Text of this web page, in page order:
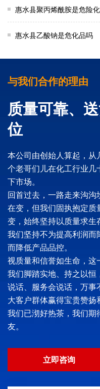
惠水县聚丙烯酰胺是危险
惠水县乙酸钠是危化品吗
与我们合作的理由
质量可靠、
位
本公司由创始人算起，
个老哥们儿在化工行业
下市场。
回首过去，一路走来沟
在变，但我们固执抱定
变，始终坚持以质量求生
我们坚持不为提高利润
而降低产品品控。
视质量和信誉如生命，这
我们脚踏实地、持之以
说话、服务会说话，万
大客户群体赢得宝贵赞扬
我们已沏好热茶，我们
友。
立即咨询